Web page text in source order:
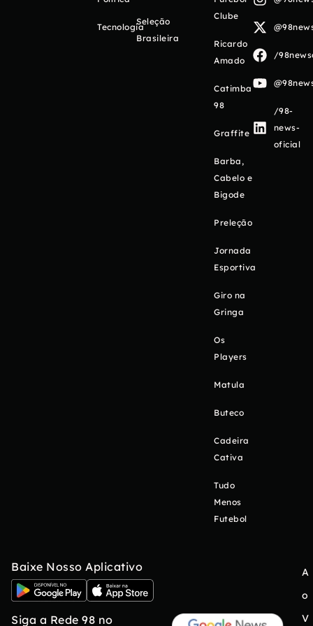
Tecnologia
Seleção
Brasileira
Clube
Ricardo
Amado
Catimba
98
Graffite
Barba,
Cabelo e
Bigode
Preleção
Jornada
Esportiva
Giro na
Gringa
Os
Players
Matula
Buteco
Cadeira
Cativa
Tudo
Menos
Futebol
/
/98-
news-
oficial
Baixe Nosso Aplicativo
Siga a Rede 98 no
A
o
V